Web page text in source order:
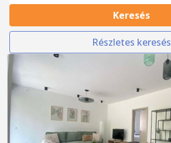
Keresés
Részletes keresés